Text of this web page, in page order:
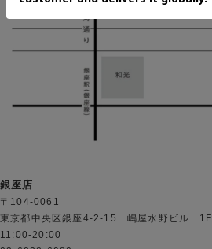
銀座店
〒104-0061
東京都中央区銀座4-2-15 嶋屋水野ビル 1F
11:00-20:00